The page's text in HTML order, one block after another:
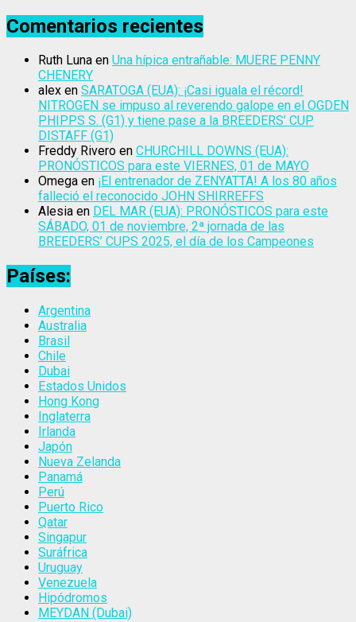
Comentarios recientes
Ruth Luna en Una hípica entrañable: MUERE PENNY
CHENERY
alex en SARATOGA (EUA): ¡Casi iguala el récord!
NITROGEN se impuso al reverendo galope en el OGDEN
PHIPPS S. (G1) y tiene pase a la BREEDERS’ CUP
DISTAFF (G1)
Freddy Rivero en CHURCHILL DOWNS (EUA):
PRONÓSTICOS para este VIERNES, 01 de MAYO
Omega en ¡El entrenador de ZENYATTA! A los 80 años
falleció el reconocido JOHN SHIRREFFS
Alesia en DEL MAR (EUA): PRONÓSTICOS para este
SÁBADO, 01 de noviembre, 2ª jornada de las
BREEDERS’ CUPS 2025, el día de los Campeones
Países:
Argentina
Australia
Brasil
Chile
Dubai
Estados Unidos
Hong Kong
Inglaterra
Irlanda
Japón
Nueva Zelanda
Panamá
Perú
Puerto Rico
Qatar
Singapur
Suráfrica
Uruguay
Venezuela
Hipódromos
MEYDAN (Dubai)